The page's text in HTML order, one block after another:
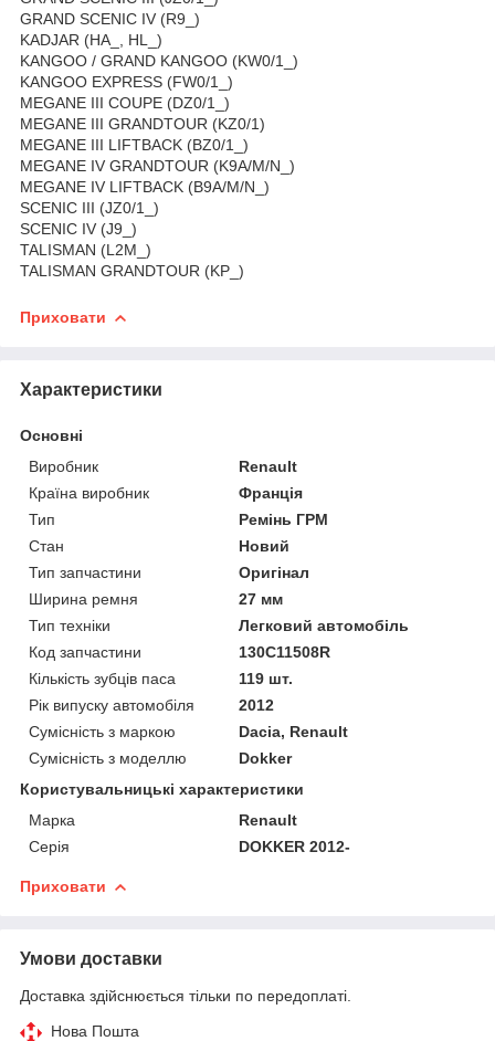
GRAND SCENIC IV (R9_)
KADJAR (HA_, HL_)
KANGOO / GRAND KANGOO (KW0/1_)
KANGOO EXPRESS (FW0/1_)
MEGANE III COUPE (DZ0/1_)
MEGANE III GRANDTOUR (KZ0/1)
MEGANE III LIFTBACK (BZ0/1_)
MEGANE IV GRANDTOUR (K9A/M/N_)
MEGANE IV LIFTBACK (B9A/M/N_)
SCENIC III (JZ0/1_)
SCENIC IV (J9_)
TALISMAN (L2M_)
TALISMAN GRANDTOUR (KP_)
Приховати
Характеристики
Основні
Виробник
Renault
Країна виробник
Франція
Тип
Ремінь ГРМ
Стан
Новий
Тип запчастини
Оригінал
Ширина ремня
27 мм
Тип техніки
Легковий автомобіль
Код запчастини
130C11508R
Кількість зубців паса
119 шт.
Рік випуску автомобіля
2012
Сумісність з маркою
Dacia, Renault
Сумісність з моделлю
Dokker
Користувальницькі характеристики
Марка
Renault
Серія
DOKKER 2012-
Приховати
Умови доставки
Доставка здійснюється тільки по передоплаті.
Нова Пошта